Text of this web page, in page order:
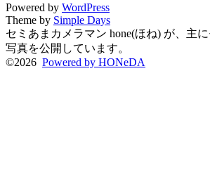
Powered by WordPress
Theme by Simple Days
セミあまカメラマン hone(ほね) が、主
写真を公開しています。
©2026 Powered by HONeDA